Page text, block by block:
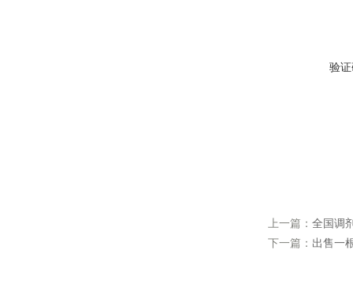
验
上一篇： 全国调
下一篇： 出售一